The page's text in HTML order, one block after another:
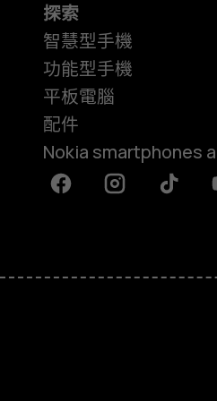
探索
智慧型手機
功能型手機
平板電腦
配件
Nokia smartphones
FacebookInstagramTiktok